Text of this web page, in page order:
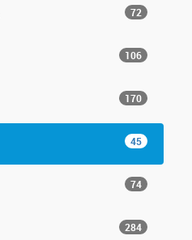
72
106
170
45
74
284